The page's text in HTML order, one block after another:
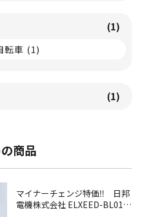
(1)
転車 (1)
(1)
商品
マイナーチェンジ特価‼ 日邦
電機株式会社 ELXEED-BL01